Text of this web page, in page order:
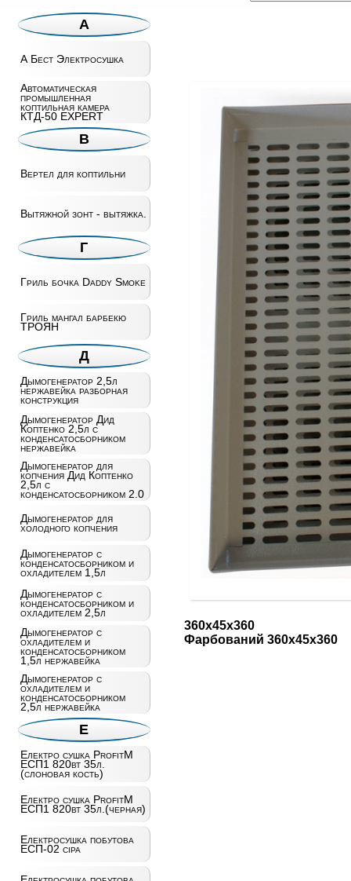
А
А Бест Электросушка
Автоматическая
промышленная
коптильная камера
КТД-50 EXPERT
В
Вертел для коптильни
Вытяжной зонт - вытяжка.
Г
Гриль бочка Daddy Smoke
Гриль мангал барбекю
ТРОЯН
Д
Дымогенератор 2,5л
нержавейка разборная
конструкция
Дымогенератор Дид
Коптенко 2,5л с
конденсатосборником
нержавейка
Дымогенератор для
копчения Дид Коптенко
2,5л с
конденсатосборником 2.0
Дымогенератор для
холодного копчения
Дымогенератор с
конденсатосборником и
охладителем 1,5л
Дымогенератор с
конденсатосборником и
охладителем 2,5л
Дымогенератор с
охладителем и
конденсатосборником
1,5л нержавейка
Дымогенератор с
охладителем и
конденсатосборником
2,5л нержавейка
Е
Електро сушка ProfitM
ЕСП1 820вт 35л.
(слоновая кость)
Електро сушка ProfitM
ЕСП1 820вт 35л.(черная)
Електросушка побутова
ЕСП-02 сiра
360х45х360
Фарбований 360х45х360